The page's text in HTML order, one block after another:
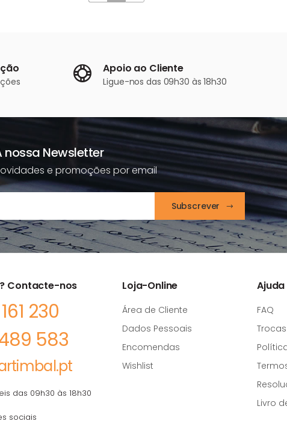
Apoio ao Cliente
Ligue-nos das 09h30 às 18h30
nossa Newsletter
e promoções por email
Subscrever
Contacte-nos
230
583
das 09h30 às 18h30
sociais
Loja-Online
Área de Cliente
Dados Pessoais
Encomendas
Wishlist
Ajuda
FAQ
Livro